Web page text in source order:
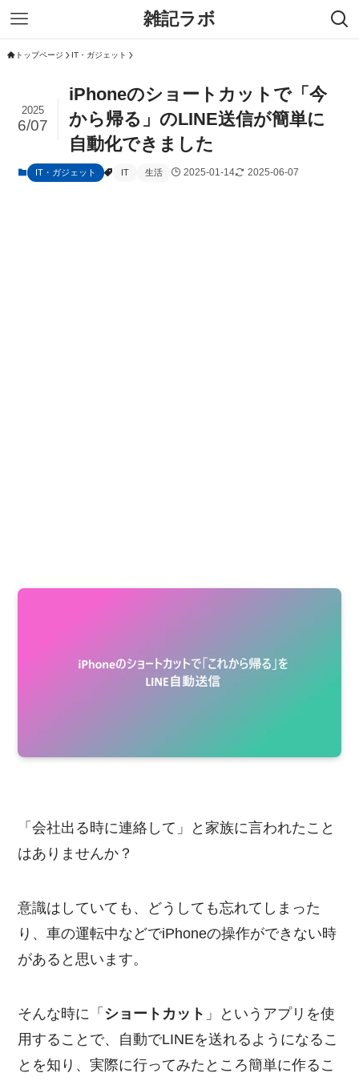
雑記ラボ
トップページ IT・ガジェット
iPhoneのショートカットで「今
から帰る」のLINE送信が簡単に
自動化できました
2025
6/07
IT・ガジェット IT 生活 2025-01-14 2025-06-07
「会社出る時に連絡して」と家族に言われたこと
はありませんか？
意識はしていても、どうしても忘れてしまった
り、車の運転中などでiPhoneの操作ができない時
があると思います。
そんな時に「 ショートカット 」というアプリを使
用することで、自動でLINEを送れるようになるこ
とを知り、実際に行ってみたところ簡単に作るこ